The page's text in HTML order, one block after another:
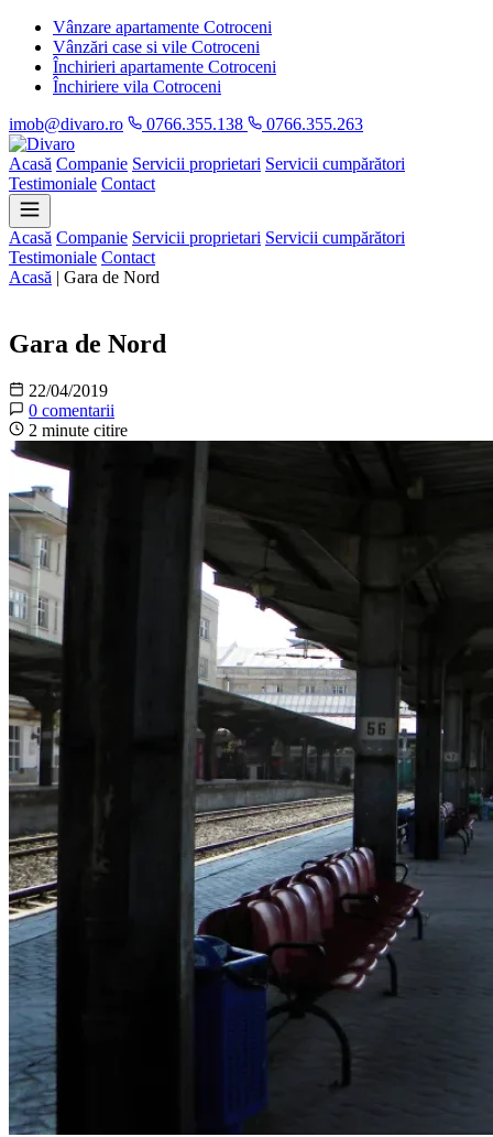
Vânzare apartamente Cotroceni
Vânzări case si vile Cotroceni
Închirieri apartamente Cotroceni
Închiriere vila Cotroceni
imob@divaro.ro
0766.355.138 0766.355.263
Acasă Companie Servicii proprietari Servicii cumpărători
Testimoniale Contact
Acasă Companie Servicii proprietari Servicii cumpărători
Testimoniale Contact
Acasă | Gara de Nord
Gara de Nord
22/04/2019
0 comentarii
2 minute citire